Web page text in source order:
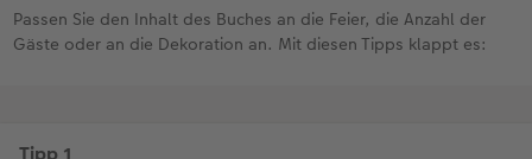
Passen Sie den Inhalt des Buches an die Feier, die Anzahl der
Gäste oder an die Dekoration an. Mit diesen Tipps klappt es: